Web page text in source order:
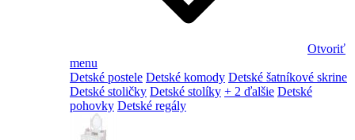
Otvoriť
menu
Detské postele Detské komody Detské šatníkové skrine
Detské stoličky Detské stolíky + 2 ďalšie Detské
pohovky Detské regály